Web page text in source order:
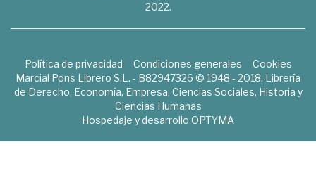
2022.
Política de privacidad Condiciones generales
Cookies
Marcial Pons Librero S.L. - B82947326 © 1948 - 2018. Librería
de Derecho, Economía, Empresa, Ciencias Sociales, Historia y
Ciencias Humanas
Hospedaje y desarrollo OPTYMA